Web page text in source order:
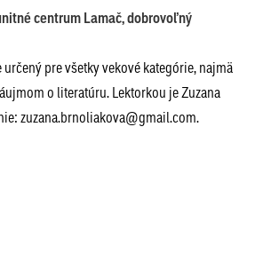
centrum Lamač, dobrovoľný
pre všetky vekové kategórie, najmä
o literatúru. Lektorkou je Zuzana
zuzana.brnoliakova@gmail.com.